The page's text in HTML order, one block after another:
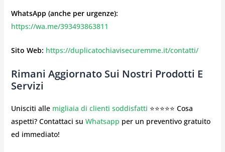
WhatsApp (anche per urgenze):
https://wa.me/393493863811
Sito Web: https://duplicatochiavisecuremme.it/contatti/
Rimani Aggiornato Sui Nostri Prodotti E
Servizi
Unisciti alle migliaia di clienti soddisfatti ⭐⭐⭐⭐⭐ Cosa
aspetti? Contattaci su Whatsapp per un preventivo gratuito
ed immediato!